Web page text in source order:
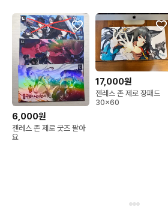
6,000원
젠레스 존 제로 굿즈 팔아
요
17,000원
젠레스 존 제로 장패드
30x60